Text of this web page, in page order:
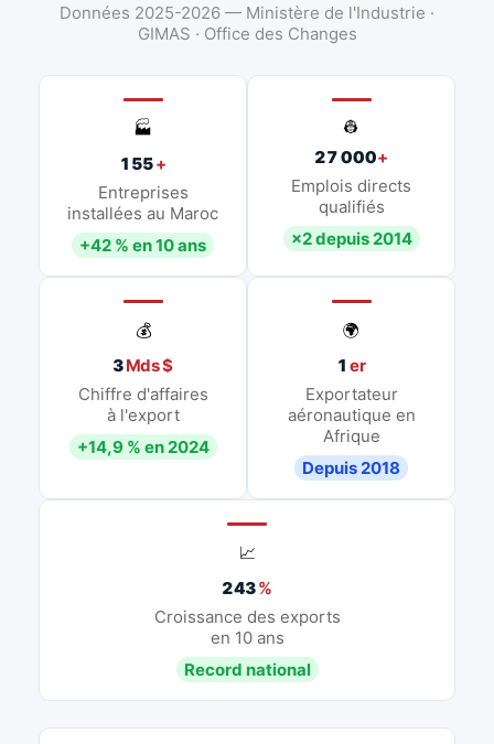
Données 2025-2026 — Ministère de l'Industrie ·
GIMAS · Office des Changes
🏭
155+
Entreprises
installées au Maroc
+42 % en 10 ans
👷
27 000+
Emplois directs
qualifiés
×2 depuis 2014
💰
3Mds $
Chiffre d'affaires
à l'export
+14,9 % en 2024
🌍
1 er
Exportateur
aéronautique en
Afrique
Depuis 2018
📈
243%
Croissance des exports
en 10 ans
Record national